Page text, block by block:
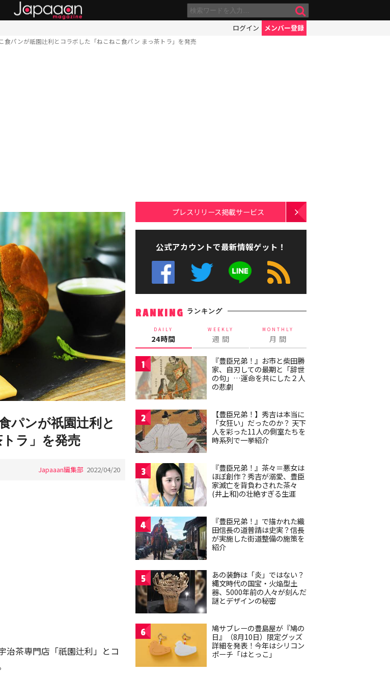
ログイン メンバー登録
パンが祇園辻利とコラボした「ねこねこ食パン まっ茶トラ」を発売
パンが祇園辻利と
ラ」を発売
Japaaan編集部 2022/04/20
治茶専門店「祇園辻利」とコ
プレスリリース掲載サービス
公式アカウントで最新情報ゲット！
RANKING ランキング
DAILY
24時間
WEEKLY
週 間
MONTHLY
月 間
1
『豊臣兄弟！』お市と柴田勝
家、自刃しての最期と「辞世
の句」…運命を共にした２人
の悲劇
2
【豊臣兄弟！】秀吉は本当に
「女狂い」だったのか？ 天下
人を彩った11人の側室たちを
時系列で一挙紹介
3
『豊臣兄弟！』茶々＝悪女は
ほぼ創作？秀吉が溺愛、豊臣
家滅亡を背負わされた茶々
(井上和)の壮絶すぎる生涯
4
『豊臣兄弟！』で描かれた織
田信長の道普請は史実？信長
が実施した街道整備の施策を
紹介
5
あの装飾は「炎」ではない？
縄文時代の国宝・火焔型土
器、5000年前の人々が刻んだ
謎とデザインの秘密
6
鳩サブレーの豊島屋が『鳩の
日』（8月10日）限定グッズ
詳細を発表！今年はシリコン
ポーチ「はとっこ」